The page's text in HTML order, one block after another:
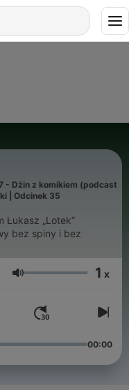
- Dżin z komikiem (podcast
| Odcinek 35
Łukasz „Lotek”
bez spiny i bez
Lautstärke 1 x
00:00